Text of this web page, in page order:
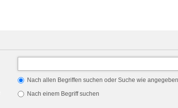
Nach allen Begriffen suchen oder Suche wie
Nach einem Begriff suchen